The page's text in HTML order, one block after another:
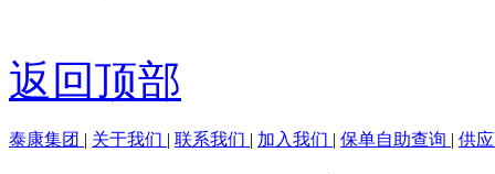
返回顶部
泰康集团 | 关于我们 | 联系我们 | 加入我们 | 保单自助查询 | 供